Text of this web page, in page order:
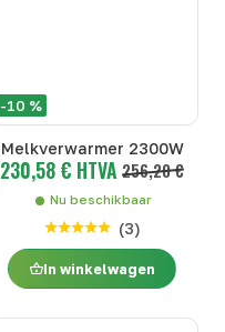
-10 %
Melkverwarmer 2300W
230,58 € HTVA 256,20 €
Nu beschikbaar
(3)
In winkelwagen